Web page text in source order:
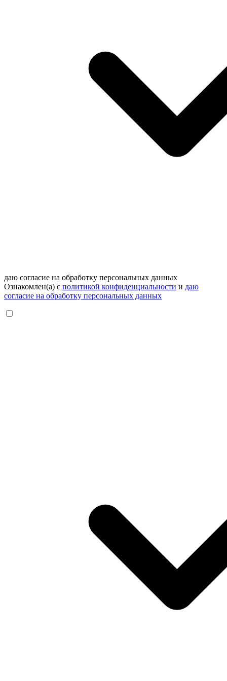
даю согласие на обработку персональных данных
Ознакомлен(а) с политикой конфиденциальности и даю
согласие на обработку персональных данных